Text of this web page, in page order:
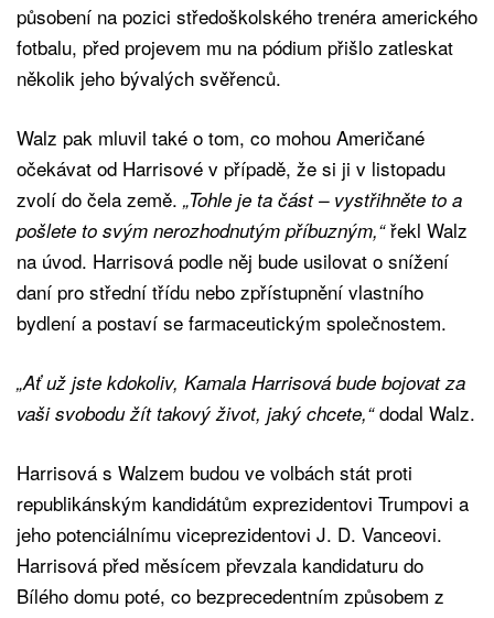
působení na pozici středoškolského trenéra amerického
fotbalu, před projevem mu na pódium přišlo zatleskat
několik jeho bývalých svěřenců.
Walz pak mluvil také o tom, co mohou Američané
očekávat od Harrisové v případě, že si ji v listopadu
zvolí do čela země. „Tohle je ta část – vystřihněte to a
pošlete to svým nerozhodnutým příbuzným,“řekl Walz
na úvod. Harrisová podle něj bude usilovat o snížení
daní pro střední třídu nebo zpřístupnění vlastního
bydlení a postaví se farmaceutickým společnostem.
„Ať už jste kdokoliv, Kamala Harrisová bude bojovat za
vaši svobodu žít takový život, jaký chcete,“dodal Walz.
Harrisová s Walzem budou ve volbách stát proti
republikánským kandidátům exprezidentovi Trumpovi a
jeho potenciálnímu viceprezidentovi J. D. Vanceovi.
Harrisová před měsícem převzala kandidaturu do
Bílého domu poté, co bezprecedentním způsobem z